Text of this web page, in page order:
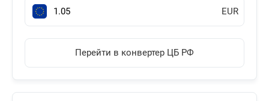
EUR
Перейти в конвертер ЦБ РФ